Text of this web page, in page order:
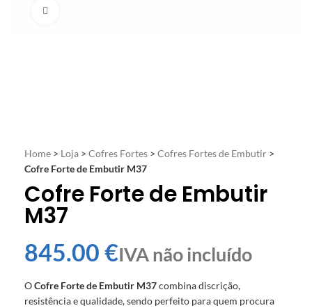
Home > Loja > Cofres Fortes > Cofres Fortes de Embutir >
Cofre Forte de Embutir M37
Cofre Forte de Embutir
M37
€
OCofre Forte de Embutir M37combina discrição,
resistência e qualidade, sendo perfeito para quem procura